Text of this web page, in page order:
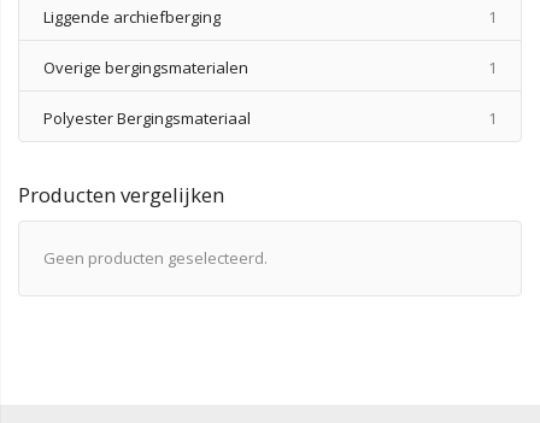
Liggende archiefberging 1
Overige bergingsmaterialen 1
Polyester Bergingsmateriaal 1
Producten vergelijken
Geen producten geselecteerd.